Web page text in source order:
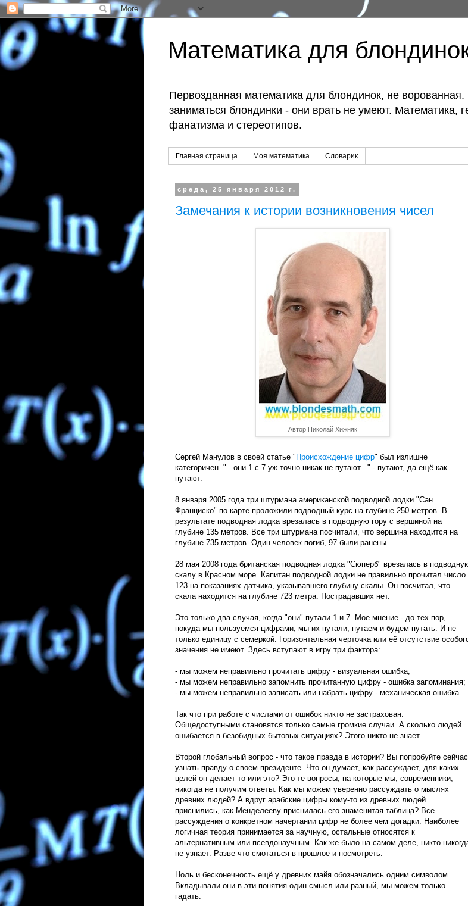
Математика для
Первозданная математика для блондинок, не
заниматься блондинки - они врать не умеют. Математика,
фанатизма и стереотипов.
Главная страница Моя математика Словарик
среда, 25 января 2012 г.
Замечания к истории возникновения чисел
Автор Николай Хижняк
Сергей Манулов в своей статье "Происхождение цифр" был излишне
категоричен. "...они 1 с 7 уж точно никак не путают..." - путают, да ещё как
путают.
8 января 2005 года три штурмана американской подводной лодки "Сан
Франциско" по карте проложили подводный курс на глубине 250 метров. В
результате подводная лодка врезалась в подводную гору с вершиной на
глубине 135 метров. Все три штурмана посчитали, что вершина находится на
глубине 735 метров. Один человек погиб, 97 были ранены.
28 мая 2008 года британская подводная лодка "Сюперб" врезалась в
скалу в Красном море. Капитан подводной лодки не правильно прочитал число
123 на показаниях датчика, указывавшего глубину скалы. Он посчитал, что
скала находится на глубине 723 метра. Пострадавших нет.
Это только два случая, когда "они" путали 1 и 7. Мое мнение - до тех пор,
покуда мы пользуемся цифрами, мы их путали, путаем и будем путать. И не
только единицу с семеркой. Горизонтальная черточка или её отсутствие
значения не имеют. Здесь вступают в игру три фактора:
- мы можем неправильно прочитать цифру - визуальная ошибка;
- мы можем неправильно запомнить прочитанную цифру - ошибка запоминания;
- мы можем неправильно записать или набрать цифру - механическая ошибка.
Так что при работе с числами от ошибок никто не застрахован.
Общедоступными становятся только самые громкие случаи. А сколько людей
ошибается в безобидных бытовых ситуациях? Этого никто не знает.
Второй глобальный вопрос - что такое правда в истории? Вы попробуйте сейчас
узнать правду о своем президенте. Что он думает, как рассуждает, для каких
целей он делает то или это? Это те вопросы, на которые мы, современники,
никогда не получим ответы. Как мы можем уверенно рассуждать о мыслях
древних людей? А вдруг арабские цифры кому-то из древних людей
приснились, как Менделееву приснилась его знаменитая таблица? Все
рассуждения о конкретном начертании цифр не более чем догадки. Наиболее
логичная теория принимается за научную, остальные относятся к
альтернативным или псевдонаучным. Как же было на самом деле, никто
не узнает. Разве что смотаться в прошлое и посмотреть.
Ноль и бесконечность ещё у древних майя обозначались одним символом.
Вкладывали они в эти понятия один смысл или разный, мы можем только
гадать.